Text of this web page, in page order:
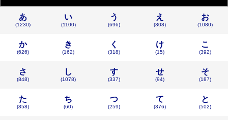
あ
(1230)
い
(1100)
う
(696)
え
(308)
お
(1080)
か
(626)
き
(162)
く
(318)
け
(15)
こ
(392)
さ
(848)
し
(1078)
す
(337)
せ
(94)
そ
(187)
た
(858)
ち
(60)
つ
(259)
て
(376)
と
(502)